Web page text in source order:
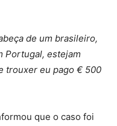
de um brasileiro,
Portugal, estejam
trouxer eu pago € 500
que o caso foi